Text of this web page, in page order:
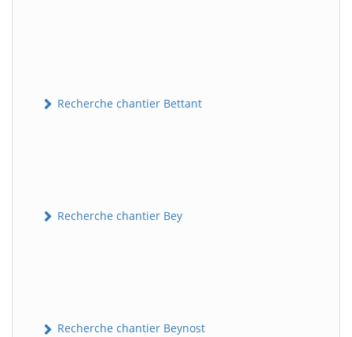
Recherche chantier Bettant
Recherche chantier Bey
Recherche chantier Beynost